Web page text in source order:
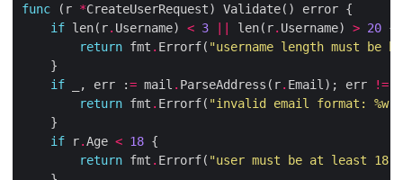
func (r *
if len(r. Username) < 3 || len(r. Username) > 20
return fmt . Errorf( "username length must be
if _, err := mail . ParseAddress(r. Email); err
!=
return fmt . Errorf( "invalid email format: %w"
if r.Age < 18
return fmt . Errorf( "user must be at least 18